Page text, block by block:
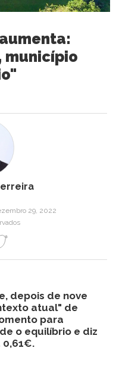
município
29, 2022
depois de nove
atual" de
para
o equilíbrio e diz
0,61€.